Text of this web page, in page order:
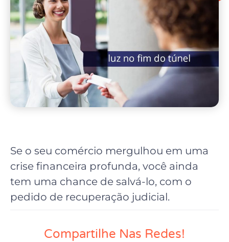
Se o seu comércio mergulhou em uma
crise financeira profunda, você ainda
tem uma chance de salvá-lo, com o
pedido de recuperação judicial.
Compartilhe Nas Redes!